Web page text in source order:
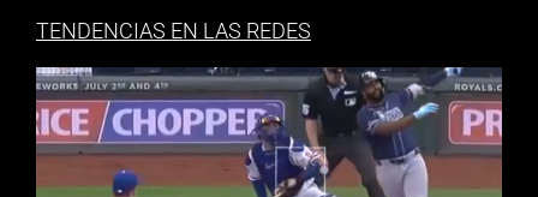
TENDENCIAS EN LAS REDES